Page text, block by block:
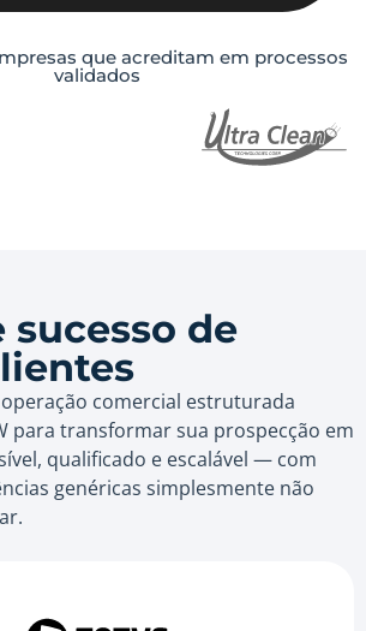
que acreditam em processos
validados
sucesso de
comercial estruturada
para transformar sua prospecção em
qualificado e escalável — com
genéricas simplesmente não